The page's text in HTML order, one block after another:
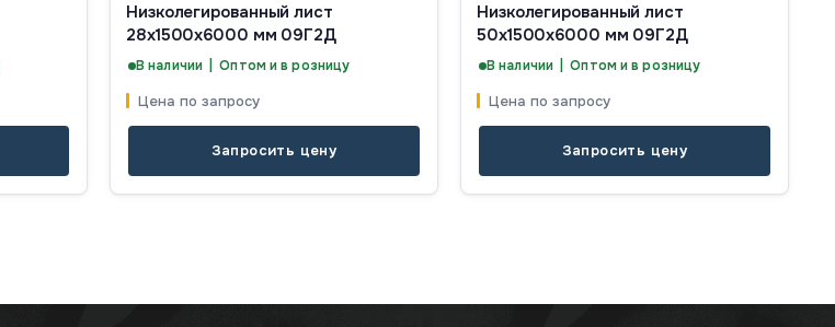
Низколегированный лист
28х1500х6000 мм 09Г2Д
В наличии | Оптом и в розницу
Цена по запросу
Запросить цену
Низколегированный лист
50х1500х6000 мм 09Г2Д
В наличии | Оптом и в розницу
Цена по запросу
Запросить цену